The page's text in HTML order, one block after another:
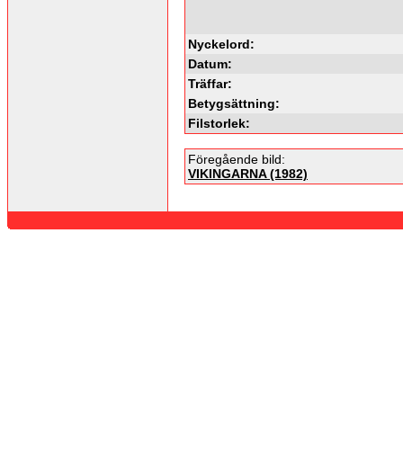
Nyckelord:
Datum:
Träffar:
Betygsättning:
Filstorlek:
Föregående bild:
VIKINGARNA (1982)